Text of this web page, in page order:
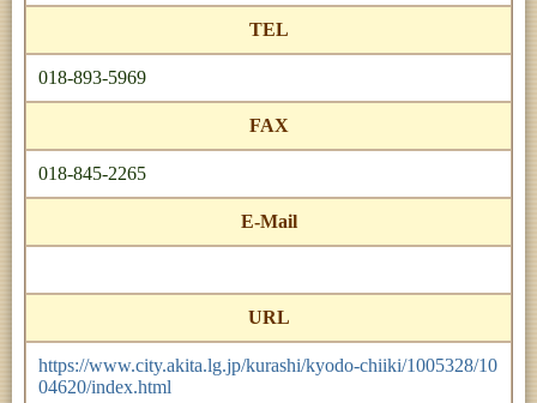
TEL
018-893-5969
FAX
018-845-2265
E-Mail
URL
https://www.city.akita.lg.jp/kurashi/kyodo-chiiki/1005328/10
04620/index.html